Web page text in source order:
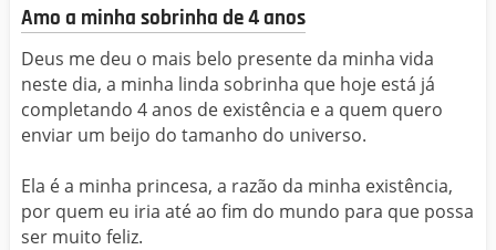
Amo a minha sobrinha de 4 anos
Deus me deu o mais belo presente da minha vida
neste dia, a minha linda sobrinha que hoje está já
completando 4 anos de existência e a quem quero
enviar um beijo do tamanho do universo.
Ela é a minha princesa, a razão da minha existência,
por quem eu iria até ao fim do mundo para que possa
ser muito feliz.